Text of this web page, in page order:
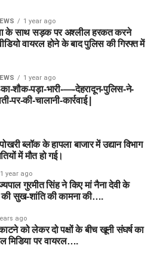
1 year ago
के साथ सड़क पर अश्लील हरकत करने
वायरल होने के बाद पुलिस की गिरफ्त में
1 year ago
शौक-पड़ा-भारी-—-देहरादून-पुलिस-ने-
पर-की-चालानी-कार्रवाई |
ब्लॉक के हापला बाजार में उद्यान विभाग
में मौत हो गई।
1 year ago
गुरमीत सिंह ने किए मां नैना देवी के
की सुख-शांति की कामना की….
ago
को लेकर दो पक्षों के बीच खूनी संघर्ष का
मिडिया पर वायरल….